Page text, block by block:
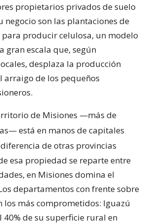
propietarios privados de suelo
negocio son las plantaciones de
producir celulosa, un modelo
gran escala que, según
desplaza la producción
arraigo de los pequeños
de Misiones —más de
está en manos de capitales
diferencia de otras provincias
esa propiedad se reparte entre
en Misiones domina el
departamentos con frente sobre
los más comprometidos: Iguazú
40% de su superficie rural en